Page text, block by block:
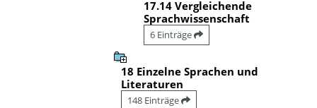
17.14 Vergleichende
Sprachwissenschaft
6 Einträge
18 Einzelne Sprachen und
Literaturen
148 Einträge